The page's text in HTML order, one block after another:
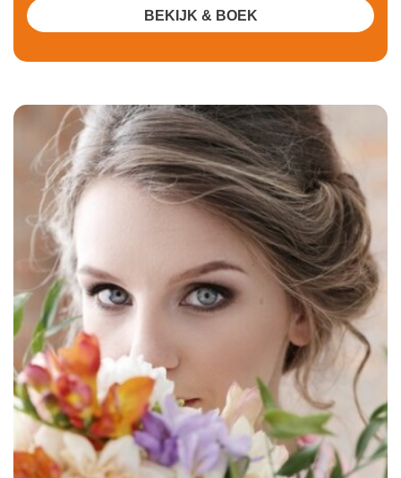
BEKIJK & BOEK